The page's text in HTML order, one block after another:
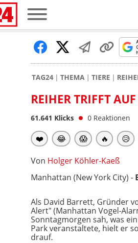
TAG24 THEMA TIERE
REIHER TRIFFT
61.641 Klicks 0 Reaktionen
❤️ 😂 😱 🔥 😥
Von Holger Köhler-Kaeß
Manhattan (New York City) -
Als David Barrett, Gründer
Alert" (Manhattan Vogel-
Sonntagmorgen sah, was
Park veranstaltete, hielt er
drauf.